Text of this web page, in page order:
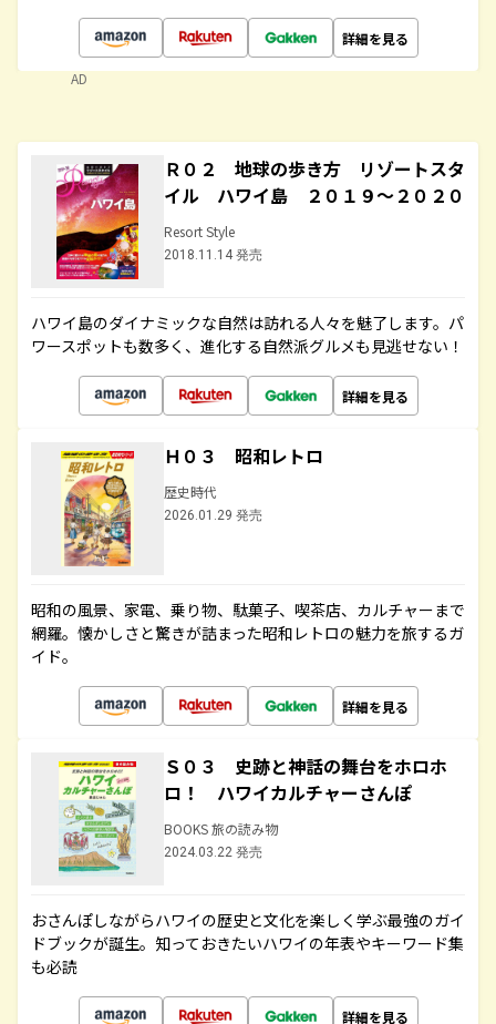
詳細を見る
AD
Ｒ０２ 地球の歩き方 リゾートスタ
イル ハワイ島 ２０１９～２０２０
Resort Style
2018.11.14 発売
ハワイ島のダイナミックな自然は訪れる人々を魅了します。パ
ワースポットも数多く、進化する自然派グルメも見逃せない！
詳細を見る
Ｈ０３ 昭和レトロ
歴史時代
2026.01.29 発売
昭和の風景、家電、乗り物、駄菓子、喫茶店、カルチャーまで
網羅。懐かしさと驚きが詰まった昭和レトロの魅力を旅するガ
イド。
詳細を見る
Ｓ０３ 史跡と神話の舞台をホロホ
ロ！ ハワイカルチャーさんぽ
BOOKS 旅の読み物
2024.03.22 発売
おさんぽしながらハワイの歴史と文化を楽しく学ぶ最強のガイ
ドブックが誕生。知っておきたいハワイの年表やキーワード集
も必読
詳細を見る